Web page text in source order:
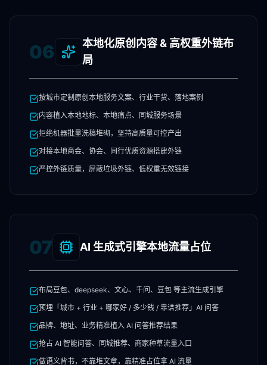
06
本地化原创内容 & 高权重外链布
局
按城市定制原创本地服务文案、行业干货、落地案例
内容植入本地地标、本地痛点、同城服务场景
拒绝机器批量洗稿堆砌，坚持高质量可控产出
对接本地商会、协会、同行优质资源搭建外链
严控外链质量，屏蔽垃圾外链、低权重无效链接
07 AI 生成式引擎本地流量占位
布局豆包、deepseek、文心、千问、豆包 等主流生成引擎
预埋「城市 + 行业 + 哪家好 / 多少钱 / 靠谱推荐」AI 问答
品牌、地址、业务精准植入 AI 问答推荐结果
抢占 AI 智能问答、同城推荐、商家种草流量入口
做语义背书，不靠堆文章，靠精准占位拿 AI 流量